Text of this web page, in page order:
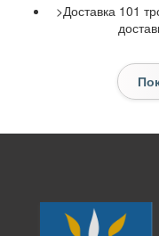
>Доставка 101